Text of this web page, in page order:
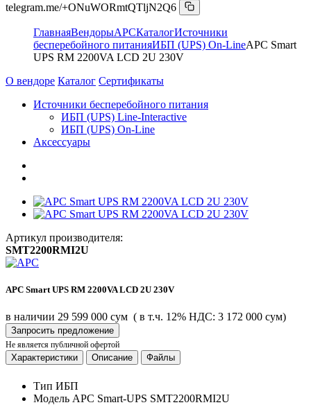
telegram.me/+ONuWORmtQTljN2Q6
ГлавнаяВендорыAPCКаталогИсточники
бесперебойного питанияИБП (UPS) On-LineAPC Smart
UPS RM 2200VA LCD 2U 230V
О вендоре Каталог Сертификаты
Источники бесперебойного питания
ИБП (UPS) Line-Interactive
ИБП (UPS) On-Line
Аксессуары
Артикул производителя:
SMT2200RMI2U
APC Smart UPS RM 2200VA LCD 2U 230V
в наличии 29 599 000 сум ( в т.ч. 12% НДС: 3 172 000 сум)
Запросить предложение
Не является публичной офертой
Характеристики Описание Файлы
Тип ИБП
Модель APC Smart-UPS SMT2200RMI2U